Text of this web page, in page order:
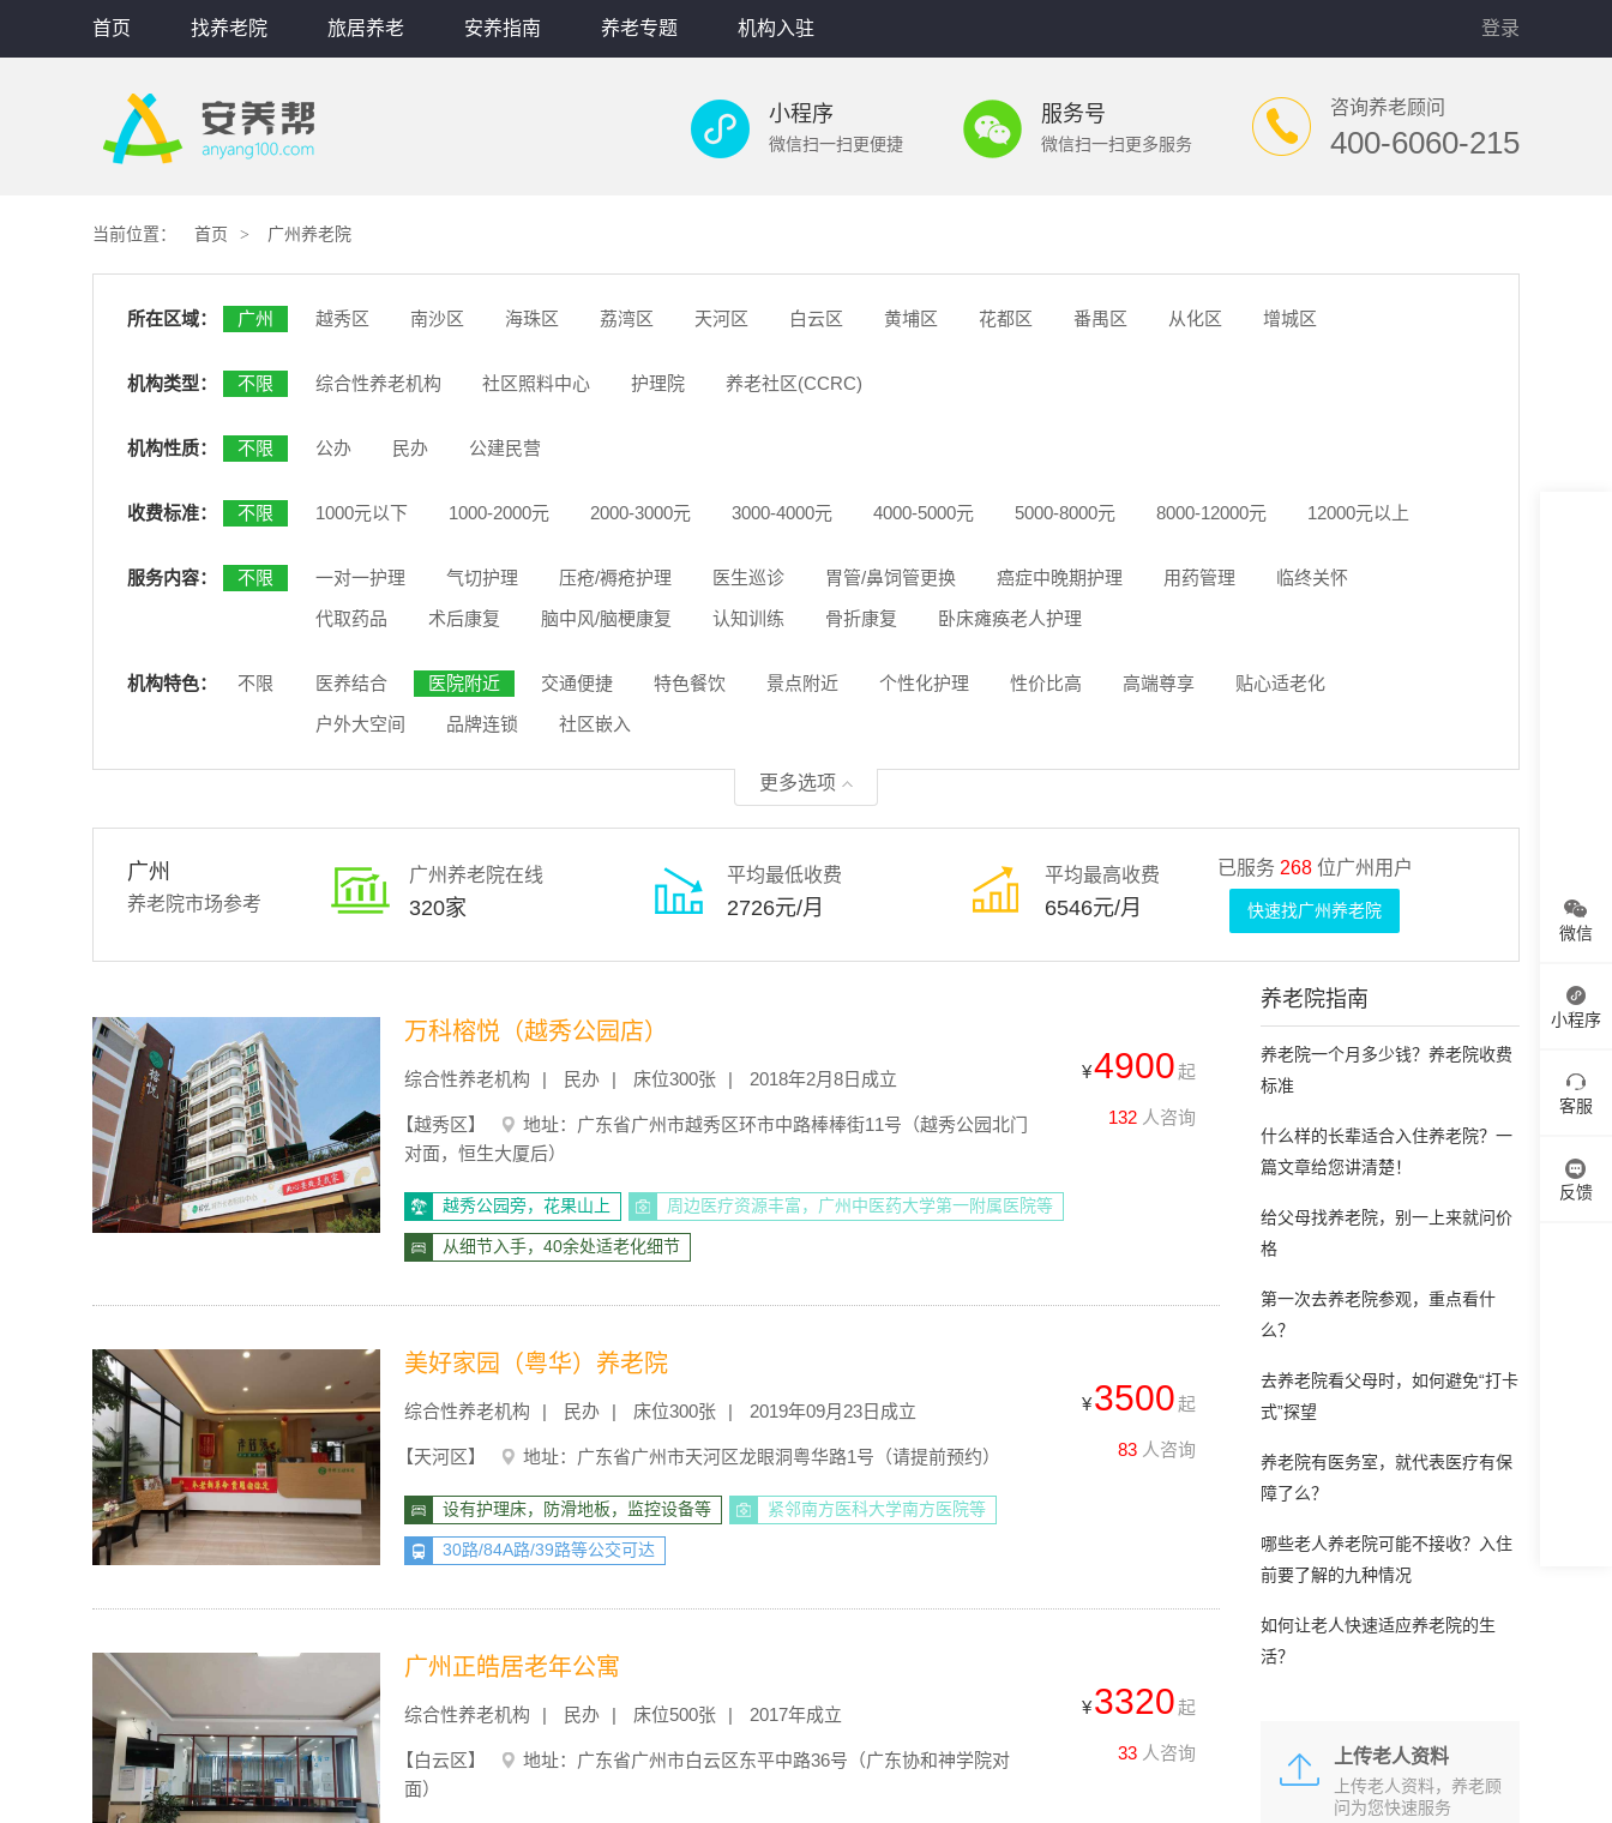
首页 找养老院 旅居养老 安养指南 养老专题 机构入驻 登录
小程序
微信扫一扫更便捷
服务号
微信扫一扫更多服务
咨询养老顾问
400-6060-215
当前位置： 首页 广州养老院
所在区域： 广州 越秀区 南沙区 海珠区 荔湾区 天河区 白云区 黄埔区 花都区 番禺区 从化区 增城区
机构类型： 不限 综合性养老机构 社区照料中心 护理院 养老社区(CCRC)
机构性质： 不限 公办 民办 公建民营
收费标准： 不限 1000元以下 1000-2000元 2000-3000元 3000-4000元 4000-5000元 5000-8000元 8000-12000元 12000元以上
服务内容： 不限 一对一护理 气切护理 压疮/褥疮护理 医生巡诊 胃管/鼻饲管更换 癌症中晚期护理 用药管理
临终关怀
代取药品
术后康复 脑中风/脑梗康复 认知训练 骨折康复 卧床瘫痪老人护理
机构特色： 不限 医养结合 医院附近 交通便捷 特色餐饮 景点附近 个性化护理 性价比高 高端尊享
贴心适老化
户外大空间
品牌连锁 社区嵌入
更多选项
广州
养老院市场参考
广州养老院在线
320家
平均最低收费
2726元/月
平均最高收费
6546元/月
已服务 268位广州用户
快速找广州养老院
万科榕悦（越秀公园店）
综合性养老机构 民办 床位300张 2018年2月8日成立
【越秀区】
地址：广东省广州市越秀区环市中路棒棒街11号（越秀公园北门
对面，恒生大厦后）
越秀公园旁，花果山上 周边医疗资源丰富，广州中医药大学第一附属医院等
从细节入手，40余处适老化细节
¥4900起
132 人咨询
美好家园（粤华）养老院
综合性养老机构 民办 床位300张 2019年09月23日成立
【天河区】 地址：广东省广州市天河区龙眼洞粤华路1号（请提前预约）
设有护理床，防滑地板，监控设备等 紧邻南方医科大学南方医院等
30路/84A路/39路等公交可达
¥3500起
83 人咨询
广州正皓居老年公寓
综合性养老机构 民办 床位500张 2017年成立
【白云区】
地址：广东省广州市白云区东平中路36号（广东协和神学院对
面）
¥3320起
33 人咨询
养老院指南
养老院一个月多少钱？养老院收费
标准
什么样的长辈适合入住养老院？一
篇文章给您讲清楚！
给父母找养老院，别一上来就问价
格
第一次去养老院参观，重点看什
么？
去养老院看父母时，如何避免“打卡
式”探望
养老院有医务室，就代表医疗有保
障了么？
哪些老人养老院可能不接收？入住
前要了解的九种情况
如何让老人快速适应养老院的生
活？
上传老人资料
上传老人资料，养老顾
问为您快速服务
微信
小程序
客服
反馈